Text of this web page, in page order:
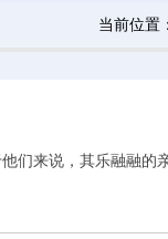
当前位置：
们来说，其乐融融的